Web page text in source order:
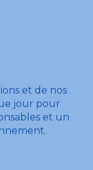
et de nos
jour pour
et un